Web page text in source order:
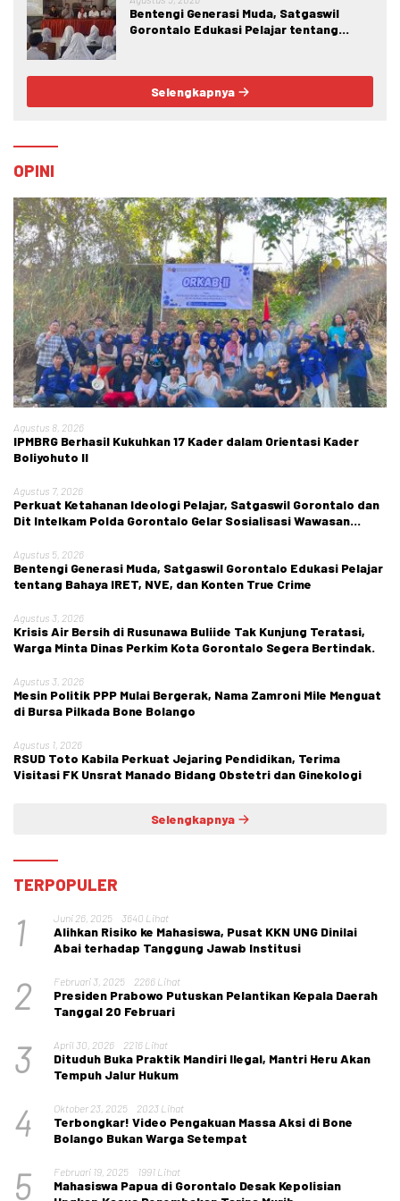
Bentengi Generasi Muda, Satgaswil
Gorontalo Edukasi Pelajar tentang
Selengkapnya
OPINI
Agustus 8, 2026
IPMBRG Berhasil Kukuhkan 17 Kader dalam Orientasi Kader
Boliyohuto II
Agustus 7, 2026
Perkuat Ketahanan Ideologi Pelajar, Satgaswil Gorontalo dan
Dit Intelkam Polda Gorontalo Gelar Sosialisasi Wawasan
Agustus 5, 2026
Bentengi Generasi Muda, Satgaswil Gorontalo Edukasi Pelajar
tentang Bahaya IRET, NVE, dan Konten True Crime
Agustus 3, 2026
Krisis Air Bersih di Rusunawa Buliide Tak Kunjung Teratasi,
Warga Minta Dinas Perkim Kota Gorontalo Segera Bertindak.
Agustus 3, 2026
Mesin Politik PPP Mulai Bergerak, Nama Zamroni Mile Menguat
di Bursa Pilkada Bone Bolango
Agustus 1, 2026
RSUD Toto Kabila Perkuat Jejaring Pendidikan, Terima
Visitasi FK Unsrat Manado Bidang Obstetri dan Ginekologi
Selengkapnya
TERPOPULER
1 Juni 26, 2025 3640 Lihat
Alihkan Risiko ke Mahasiswa, Pusat KKN UNG Dinilai
Abai terhadap Tanggung Jawab Institusi
2 Februari 3, 2025 2266 Lihat
Presiden Prabowo Putuskan Pelantikan Kepala Daerah
Tanggal 20 Februari
3 April 30, 2026 2216 Lihat
Dituduh Buka Praktik Mandiri Ilegal, Mantri Heru Akan
Tempuh Jalur Hukum
4 Oktober 23, 2025 2023 Lihat
Terbongkar! Video Pengakuan Massa Aksi di Bone
Bolango Bukan Warga Setempat
5 Februari 19, 2025 1991 Lihat
Mahasiswa Papua di Gorontalo Desak Kepolisian